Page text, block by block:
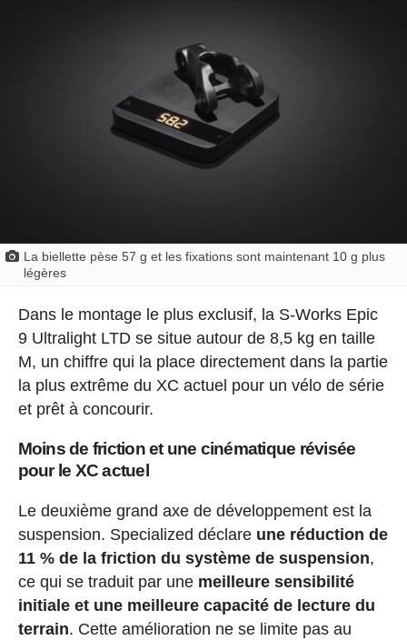
La biellette pèse 57 g et les fixations sont maintenant 10 g plus
légères
Dans le montage le plus exclusif, la S-Works Epic
9 Ultralight LTD se situe autour de 8,5 kg en taille
M, un chiffre qui la place directement dans la partie
la plus extrême du XC actuel pour un vélo de série
et prêt à concourir.
Moins de friction et une cinématique révisée
pour le XC actuel
Le deuxième grand axe de développement est la
suspension. Specialized déclare une réduction de
11 % de la friction du système de suspension,
ce qui se traduit par une meilleure sensibilité
initiale et une meilleure capacité de lecture du
terrain. Cette amélioration ne se limite pas au